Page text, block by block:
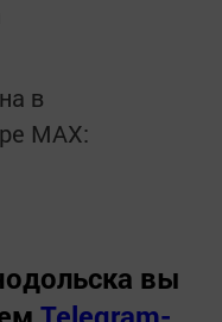
в
MАХ:
вы